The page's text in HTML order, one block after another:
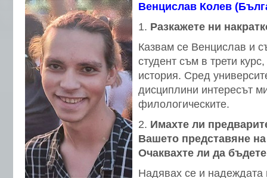
Венцислав Колев
Разкажете ни
Казвам се Венцислав и
студент съм в трети
история. Сред
дисциплини интересът
филологическите.
Имахте ли
Вашето представяне
Очаквахте ли да
Надявах се и